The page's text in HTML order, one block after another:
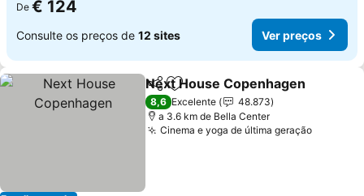
De € 124
Consulte os preços de 12 sites Ver preços
PartilharAdicionar aos favoritos
Next House Copenhagen
8,6 Excelente
48.873
a 3.6 km de Bella Center
Cinema e yoga de última geração